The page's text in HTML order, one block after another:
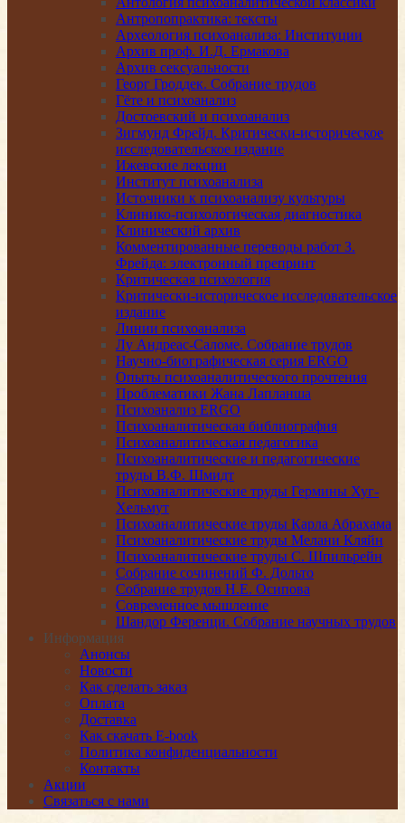
Антропопрактика: тексты
Археология психоанализа: Институции
Архив проф. И.Д. Ермакова
Архив сексуальности
Георг Гроддек. Собрание трудов
Гёте и психоанализ
Достоевский и психоанализ
Зигмунд Фрейд. Критически-историческое
исследовательское издание
Ижевские лекции
Институт психоанализа
Источники к психоанализу культуры
Клинико-психологическая диагностика
Клинический архив
Комментированные переводы работ З.
Фрейда: электронный препринт
Критическая психология
Критически-историческое исследовательское
издание
Линии психоанализа
Лу Андреас-Саломе. Собрание трудов
Научно-биографическая серия ERGO
Опыты психоаналитического прочтения
Проблематики Жана Лапланша
Психоанализ ERGO
Психоаналитическая библиография
Психоаналитическая педагогика
Психоаналитические и педагогические
труды В.Ф. Шмидт
Психоаналитические труды Гермины Хуг-
Хельмут
Психоаналитические труды Карла Абрахама
Психоаналитические труды Мелани Кляйн
Психоаналитические труды С. Шпильрейн
Собрание сочинений Ф. Дольто
Собрание трудов Н.Е. Осипова
Современное мышление
Шандор Ференци. Собрание научных трудов
Информация
Анонсы
Новости
Как сделать заказ
Оплата
Доставка
Как скачать E-book
Политика конфиденциальности
Контакты
Акции
Связаться с нами